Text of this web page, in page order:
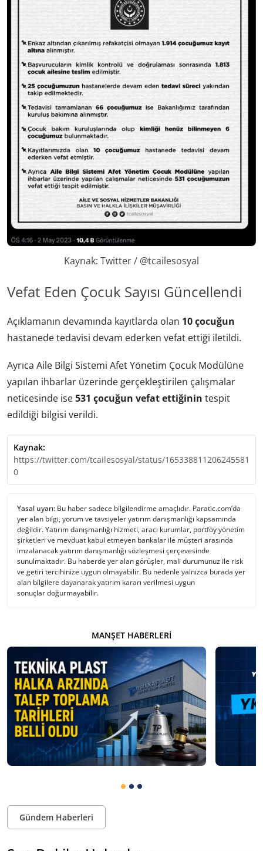
Kaynak: Twitter / @tcailesosyal
Vefat Eden Çocuk Sayısı Güncellendi
Açıklamanın devamında kayıtlarda olan 10 çocuğun
hastanede tedavisi devam ederken vefat ettiği iletildi.
Ayrıca Aile Bilgi Sistemi Afet Yönetim Çocuk Modülüne
yapılan ihbarlar üzerinde gerçekleştirilen çalışmalar
neticesinde ise531 çocuğun vefat ettiğinin tespit
edildiği bilgisi verildi.
Kaynak:
https://twitter.com/tcailesosyal/status/165338811206245581
0
Yasal uyarı: Bu haber sadece bilgilendirme amaçlıdır. Paratic.com’da
yer alan bilgi, yorum ve tavsiyeler yatırım danışmanlığı kapsamında
değildir. Yatırım danışmanlığı hizmeti, aracı kurumlar, portföy yönetim
şirketleri ve mevduat kabul etmeyen bankalar ile müşteri arasında
imzalanacak yatırım danışmanlığı sözleşmesi çerçevesinde
sunulmaktadır. Bu haberde yer alan görüşler, mali durumunuz ile risk
ve getiri tercihinize uygun olmayabilir. Bu nedenle yalnızca burada yer
alan bilgilere dayanarak yatırım kararı verilmesi uygun
sonuçlar doğurmayabilir.
MANŞET HABERLERI
Gündem Haberleri